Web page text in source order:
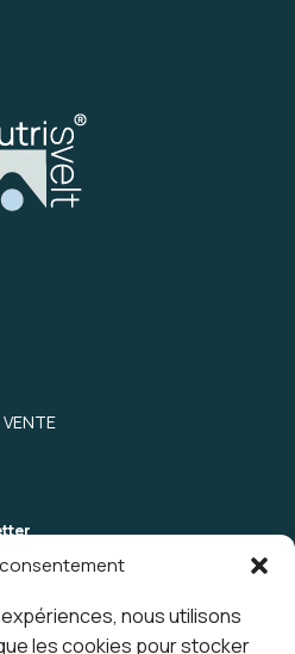
consentement
nous utilisons
les cookies pour stocker
VENTE